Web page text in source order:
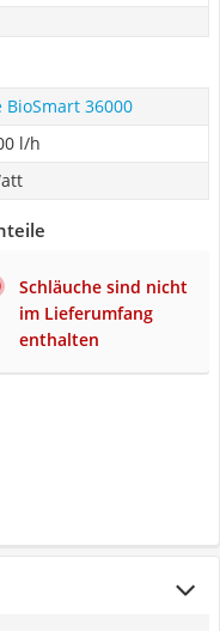
BioSmart 36000
l/h
Schläuche sind nicht
im Lieferumfang
enthalten